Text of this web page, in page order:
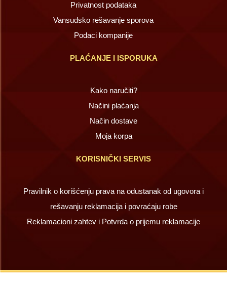
Privatnost podataka
Vansudsko rešavanje sporova
Podaci kompanije
PLAĆANJE I ISPORUKA
Kako naručiti?
Načini plaćanja
Način dostave
Moja korpa
KORISNIČKI SERVIS
Pravilnik o korišćenju prava na odustanak od ugovora i
rešavanju reklamacija i povraćaju robe
Reklamacioni zahtev i Potvrda o prijemu reklamacije